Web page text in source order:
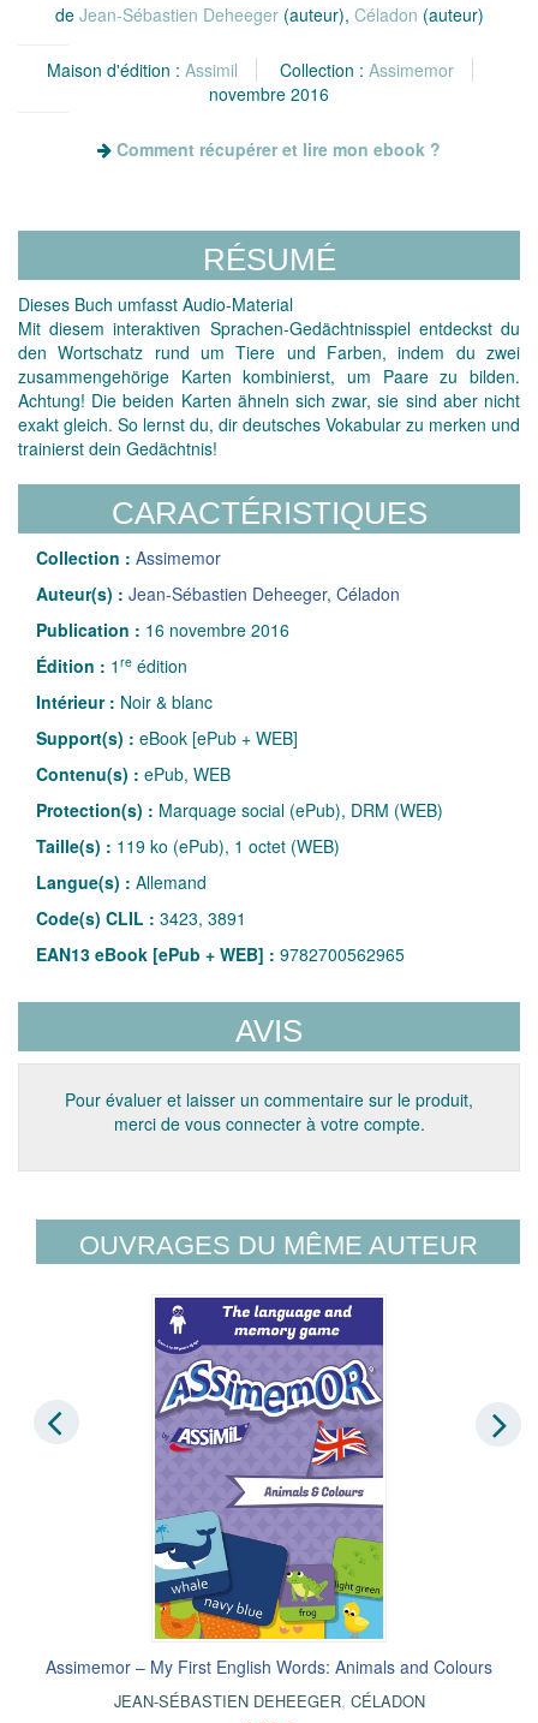
de Jean-Sébastien Deheeger(auteur), Céladon (auteur)
Maison d'édition : Assimil Collection : Assimemor
novembre 2016
Comment récupérer et lire mon ebook ?
RÉSUMÉ
Dieses Buch umfasst Audio-Material
Mit diesem interaktiven Sprachen-Gedächtnisspiel entdeckst du
den Wortschatz rund um Tiere und Farben, indem du zwei
zusammengehörige Karten kombinierst, um Paare zu bilden.
Achtung! Die beiden Karten ähneln sich zwar, sie sind aber nicht
exakt gleich. So lernst du, dir deutsches Vokabular zu merken und
trainierst dein Gedächtnis!
CARACTÉRISTIQUES
Collection : Assimemor
Auteur(s) : Jean-Sébastien Deheeger, Céladon
Publication : 16 novembre 2016
Édition : 1 re édition
Intérieur : Noir & blanc
Support(s) : eBook [ePub + WEB]
Contenu(s) : ePub, WEB
Protection(s) : Marquage social (ePub), DRM (WEB)
Taille(s) : 119 ko (ePub), 1 octet (WEB)
Langue(s) : Allemand
Code(s) CLIL : 3423, 3891
EAN13 eBook [ePub + WEB] : 9782700562965
AVIS
Pour évaluer et laisser un commentaire sur le produit,
merci de vous connecter à votre compte.
OUVRAGES DU MÊME AUTEUR
Assimemor – My First English Words: Animals and Colours
JEAN-SÉBASTIEN DEHEEGER, CÉLADON